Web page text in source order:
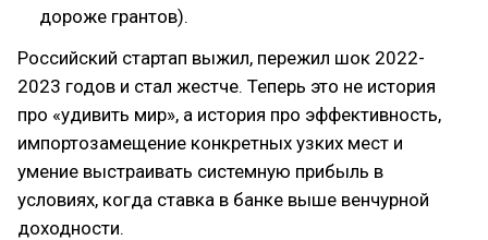
дороже грантов).
Российский стартап выжил, пережил шок 2022-
2023 годов и стал жестче. Теперь это не история
про «удивить мир», а история про эффективность,
импортозамещение конкретных узких мест и
умение выстраивать системную прибыль в
условиях, когда ставка в банке выше венчурной
доходности.